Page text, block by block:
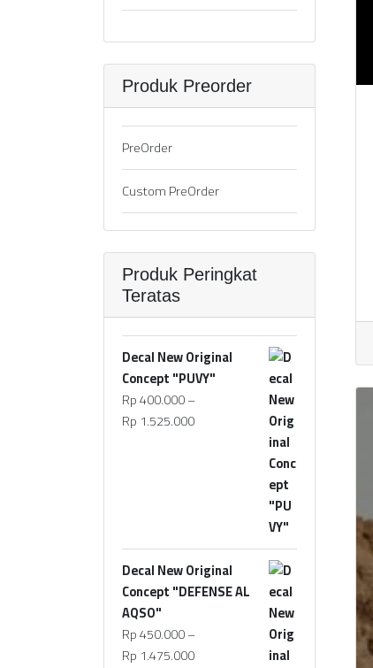
Produk Preorder
PreOrder
Custom PreOrder
Produk Peringkat
Teratas
Decal New Original
Concept "PUVY"
Rp400.000–
Rp 1.525.000
Decal New Original
Concept "DEFENSE AL
AQSO"
Rp450.000–
Rp 1.475.000